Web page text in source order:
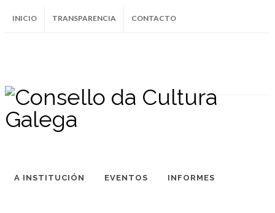
INICIO TRANSPARENCIA CONTACTO
InstagramFacebookTwitter Soundcloud
Youtube
A INSTITUCIÓN EVENTOS INFORMES